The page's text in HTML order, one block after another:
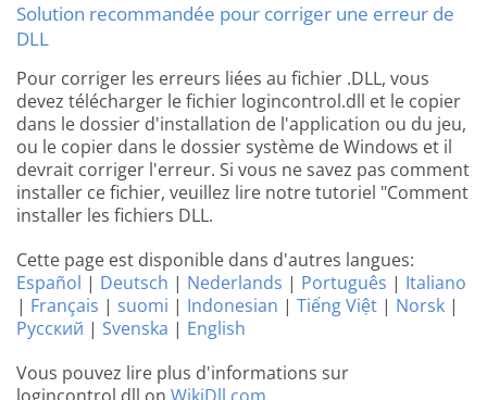
Solution recommandée pour corriger une erreur de
DLL
Pour corriger les erreurs liées au fichier .DLL, vous
devez télécharger le fichier logincontrol.dll et le copier
dans le dossier d'installation de l'application ou du jeu,
ou le copier dans le dossier système de Windows et il
devrait corriger l'erreur. Si vous ne savez pas comment
installer ce fichier, veuillez lire notre tutoriel "Comment
installer les fichiers DLL.
Cette page est disponible dans d'autres langues:
Español | Deutsch | Nederlands | Português | Italiano
| Français | suomi | Indonesian | Tiếng Việt | Norsk |
Русский | Svenska | English
Vous pouvez lire plus d'informations sur